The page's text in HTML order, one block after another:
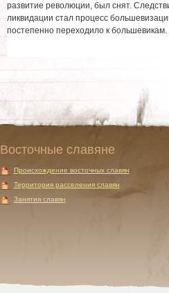
развитие революции, был снят.
ликвидации стал процесс
постепенно переходило к большевикам.
Восточные славяне
Происхождение восточных славян
Территория расселения славян
Занятия славян